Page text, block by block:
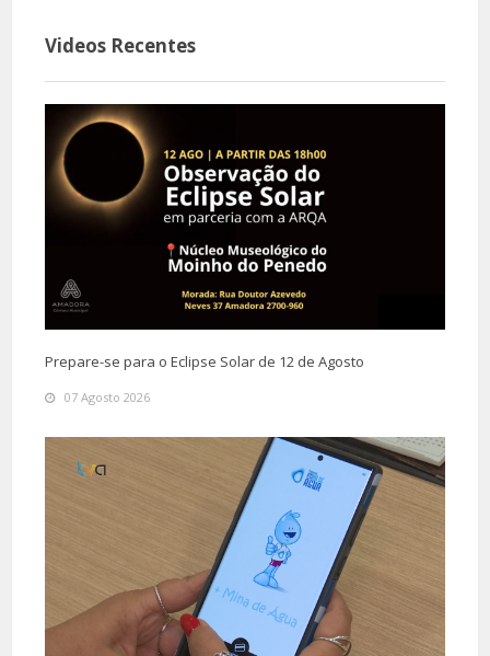
Videos Recentes
Prepare-se para o Eclipse Solar de 12 de Agosto
07 Agosto 2026